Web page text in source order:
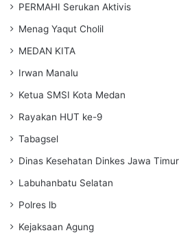
PERMAHI Serukan Aktivis
Menag Yaqut Cholil
MEDAN KITA
Irwan Manalu
Ketua SMSI Kota Medan
Rayakan HUT ke-9
Tabagsel
Dinas Kesehatan Dinkes Jawa Timur
Labuhanbatu Selatan
Polres lb
Kejaksaan Agung